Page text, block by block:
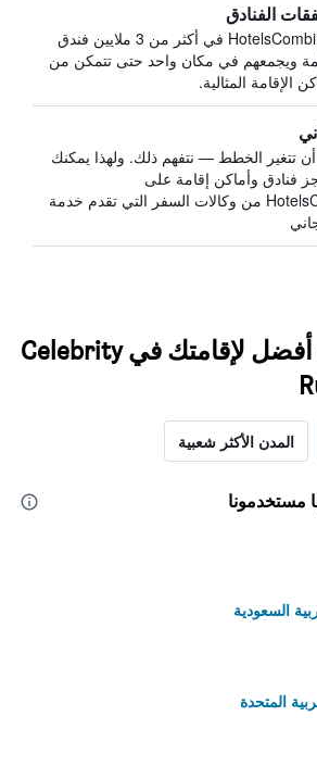
الفنادق
يبحث HotelsCombined في أكثر من 3 ملايين فندق
ويجمعهم في مكان واحد حتى تتمكن من
الإقامة المثالية.
أن تتغير الخطط — نتفهم ذلك. ولهذا يمكنك
فنادق وأماكن إقامة على
HotelsCombined من وكالات السفر التي تقدم خدمة
اعثر على نتائج أفضل لإقامتك في Celebrity
المدن الأكثر شعبية
مستخدمونا
السعودية
المتحدة